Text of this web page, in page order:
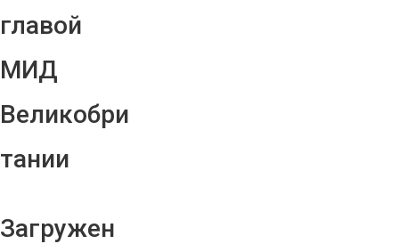
главой
МИД
Великобри
тании
Загружен